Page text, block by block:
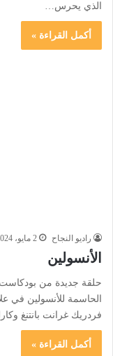
الذي يحرس…
أكمل القراءة »
راديو النجاح 2 مايو، 2024
الأنسولين
حلقة جديدة من
الحاسمة للأنسولين في
فردريك غرانت بانتنغ
أكمل القراءة »